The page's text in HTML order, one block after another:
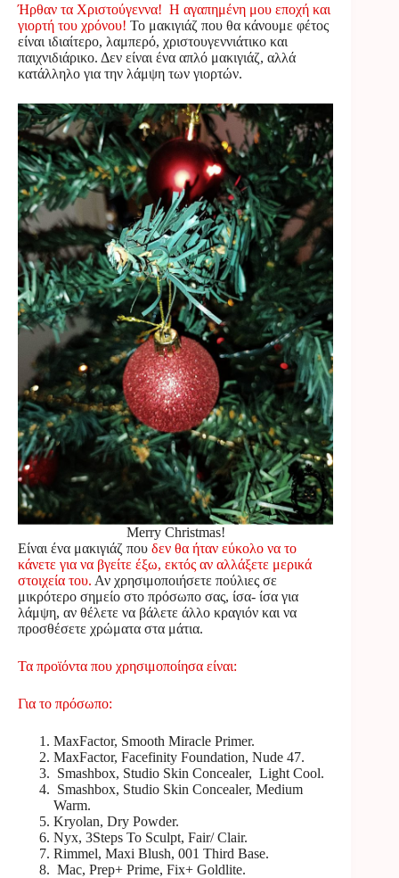
Ήρθαν τα Χριστούγεννα! Η αγαπημένη μου εποχή και
γιορτή του χρόνου! Το μακιγιάζ που θα κάνουμε φέτος
είναι ιδιαίτερο, λαμπερό, χριστουγεννιάτικο και
παιχνιδιάρικο. Δεν είναι ένα απλό μακιγιάζ, αλλά
κατάλληλο για την λάμψη των γιορτών.
Merry Christmas!
Είναι ένα μακιγιάζ που δεν θα ήταν εύκολο να το
κάνετε για να βγείτε έξω, εκτός αν αλλάξετε μερικά
στοιχεία του. Αν χρησιμοποιήσετε πούλιες σε
μικρότερο σημείο στο πρόσωπο σας, ίσα- ίσα για
λάμψη, αν θέλετε να βάλετε άλλο κραγιόν και να
προσθέσετε χρώματα στα μάτια.
Τα προϊόντα που χρησιμοποίησα είναι:
Για το πρόσωπο:
MaxFactor, Smooth Miracle Primer.
MaxFactor, Facefinity Foundation, Nude 47.
Smashbox, Studio Skin Concealer, Light Cool.
Smashbox, Studio Skin Concealer, Medium
Warm.
Kryolan, Dry Powder.
Nyx, 3Steps To Sculpt, Fair/ Clair.
Rimmel, Maxi Blush, 001 Third Base.
Mac, Prep+ Prime, Fix+ Goldlite.